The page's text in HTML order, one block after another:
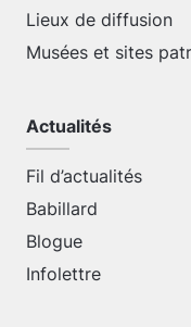
Lieux de diffusion
Musées et sites
Actualités
Fil d’actualités
Babillard
Blogue
Infolettre